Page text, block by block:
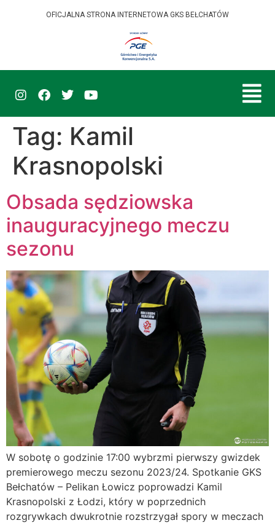
OFICJALNA STRONA INTERNETOWA GKS BEŁCHATÓW
Tag: Kamil
Krasnopolski
Obsada sędziowska
inauguracyjnego meczu
sezonu
W sobotę o godzinie 17:00 wybrzmi pierwszy gwizdek
premierowego meczu sezonu 2023/24. Spotkanie GKS
Bełchatów – Pelikan Łowicz poprowadzi Kamil
Krasnopolski z Łodzi, który w poprzednich
rozgrywkach dwukrotnie rozstrzygał spory w meczach